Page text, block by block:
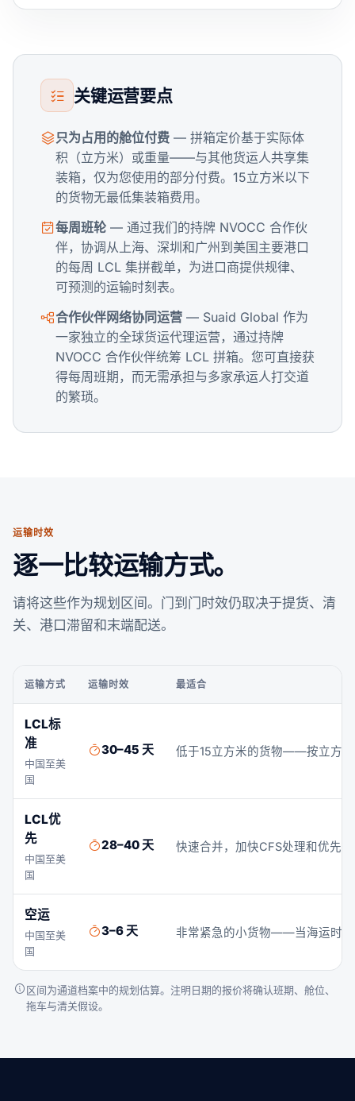
关键运营要点
只为占用的舱位付费 — 拼箱定价基于实际体
积（立方米）或重量——与其他货运人共享集
装箱，仅为您使用的部分付费。15立方米以下
的货物无最低集装箱费用。
每周班轮 — 通过我们的持牌 NVOCC 合作伙
伴，协调从上海、深圳和广州到美国主要港口
的每周 LCL 集拼截单，为进口商提供规律、
可预测的运输时刻表。
合作伙伴网络协同运营 — Suaid Global 作为
一家独立的全球货运代理运营，通过持牌
NVOCC 合作伙伴统筹 LCL 拼箱。您可直接获
得每周班期，而无需承担与多家承运人打交道
的繁琐。
运输时效
逐一比较运输方式。
请将这些作为规划区间。门到门时效仍取决于提货、清
关、港口滞留和末端配送。
运输方式 运输时效 最适合
LCL标
准
中国至美
国
30–45 天 低于15立方米的货物——按立方米
LCL优
先
中国至美
国
28–40 天 快速合并，加快CFS处理和优先
空运
中国至美
国
3–6 天 非常紧急的小货物——当海运时间
区间为通道档案中的规划估算。注明日期的报价将确认班期、舱位、
拖车与清关假设。